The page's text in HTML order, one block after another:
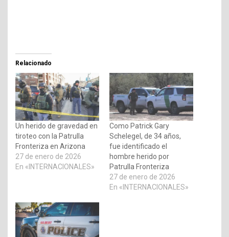
Relacionado
Un herido de gravedad en
tiroteo con la Patrulla
Fronteriza en Arizona
27 de enero de 2026
En «INTERNACIONALES»
Como Patrick Gary
Schelegel, de 34 años,
fue identificado el
hombre herido por
Patrulla Fronteriza
27 de enero de 2026
En «INTERNACIONALES»